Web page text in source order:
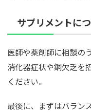
サプリメントに
医師や薬剤師に相談の
消化器症状や銅欠乏を
ください。
最後に、まずはバラン